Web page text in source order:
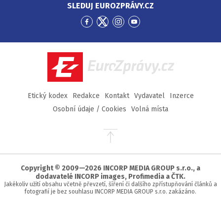
SLEDUJ EUROZPRÁVY.CZ
Přejít
Facebook
Přejít
Twitter
Přejít
Instagram
Přejít
YouTube
EuroZprávy.cz
Etický kodex Redakce Kontakt Vydavatel
Inzerce
Osobní údaje / Cookies
Volná místa
Přejít
stránky
Copyright © 2009—2026 INCORP MEDIA GROUP s.r.o., a
dodavatelé INCORP images, Profimedia a ČTK.
Jakékoliv užití obsahu včetně převzetí, šíření či dalšího zpřístupňování článků a
fotografií je bez souhlasu INCORP MEDIA GROUP s.r.o. zakázáno.